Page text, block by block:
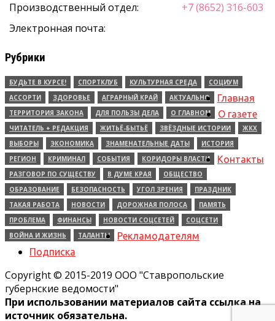
Производственный отдел:
+7 (8652) 316-603
Электронная почта:
Рубрики
БУДЬТЕ В КУРСЕ! СПОРТКЛУБ КУЛЬТУРНАЯ СРЕДА
СОЦИУМ
АССОРТИ
ЗДОРОВЬЕ АГРАРНЫЙ КРАЙ
АКТУАЛЬНО
ТЕРРИТОРИЯ ЗАКОНА
ДЛЯ ПОЛЬЗЫ ДЕЛА
О ГЛАВНОМ
ЧИТАТЕЛЬ + РЕДАКЦИЯ
ЖИТЬЁ-БЫТЬЁ ЗВЁЗДНЫЕ ИСТОРИИ
ЖКХ
ВЫБОРЫ
ЭКОНОМИКА ЗНАМЕНАТЕЛЬНЫЕ ДАТЫ
ИСТОРИЯ
РЕГИОН
КРИМИНАЛ СОБЫТИЯ
КОРИДОРЫ ВЛАСТИ
РАЗГОВОР ПО СУЩЕСТВУ
В ДУМЕ КРАЯ
ОБЩЕСТВО
ОБРАЗОВАНИЕ
БЕЗОПАСНОСТЬ УГОЛ ЗРЕНИЯ
ПРАЗДНИК
ТАКАЯ РАБОТА
НОВОСТИ ДОРОЖНАЯ ПОЛОСА
ПАМЯТЬ
ПРОБЛЕМА
ФИНАНСЫ НОВОСТИ СОЦСЕТЕЙ
СОЦСЕТИ
ВОЙНА И ЖИЗНЬ
ТАЛАНТЫ
Главная
О газете
Контакты
Рекламодателям
Подписка
Copyright © 2015-2019 ООО "Ставропольские
губернские ведомости"
При использовании материалов сайта ссылка на
источник обязательна.